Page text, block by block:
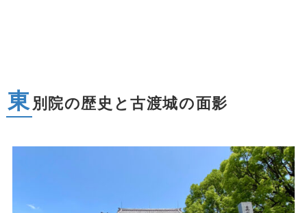
東 別院の歴史と古渡城の面影